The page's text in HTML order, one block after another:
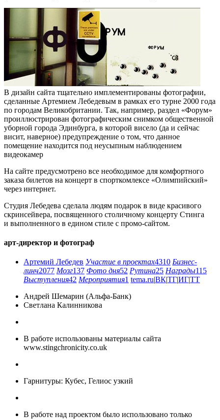
В дизайн сайта тщательно имплементированы фотографии,
сделанные Артемием Лебедевым в рамках его турне 2000 года
по городам Великобритании. Так, например, раздел «Форум»
проиллюстрирован фотографическим снимком общественной
уборной города Эдинбурга, в которой висело (да и сейчас
висит, наверное) предупреждение о том, что данное
помещение находится под неусыпным наблюдением
видеокамер
На сайте предусмотрено все необходимое для комфортного
заказа билетов на концерт в спорткомлексе «Олимпийский»
через интернет.
Студия Лебедева сделала людям подарок в виде красивого
скринсейвера, посвященного столичному концерту Стинга
и выполненного в едином стиле с промо-сайтом.
арт-директор и фотограф
Артемий Лебедев Участие в проектах4310 Бизнес-
линч2077 Мозг137 Фото дня52 Рутина25 Награды115
Выступления42 Мероприятия1 tema.ru|ВК|ТГ|ИГ|ТТ
Андрей Шемарин (Альфа-Банк)
Светлана Калинникова
В работе использованы материалы сайта
www.stingchronicity.co.uk
Гарнитуры: Кубес, Гелиос узкий
В работе над проектом было использовано только